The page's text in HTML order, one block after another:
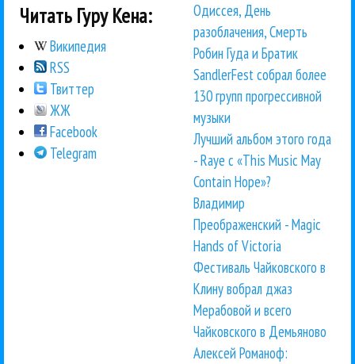
Читать Гуру Кена:
Википедия
RSS
Твиттер
ЖЖ
Facebook
Telegram
Одиссея, День
разоблачения, Смерть
Робин Гуда и Братик
SandlerFest собрал более
130 групп прогрессивной
музыки
Лучший альбом этого года
- Raye с «This Music May
Contain Hope»?
Владимир
Преображенский - Magic
Hands of Victoria
Фестиваль Чайковского в
Клину вобрал джаз
Мерабовой и всего
Чайковского в Демьяново
Алексей Романоф: